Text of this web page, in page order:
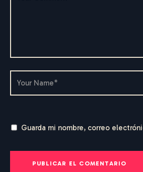
Guarda mi nombre, correo